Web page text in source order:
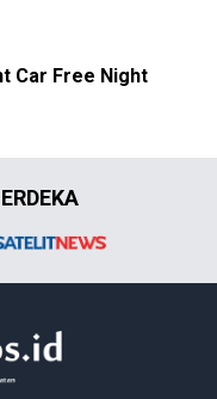
Car Free Night